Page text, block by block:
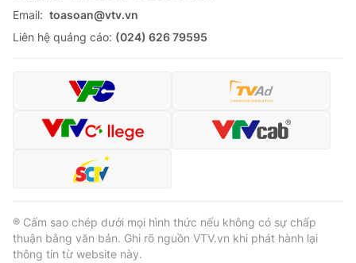
Email: toasoan@vtv.vn
Liên hệ quảng cáo: (024) 626 79595
® Cấm sao chép dưới mọi hình thức nếu không có sự chấp
thuận bằng văn bản. Ghi rõ nguồn VTV.vn khi phát hành lại
thông tin từ website này.